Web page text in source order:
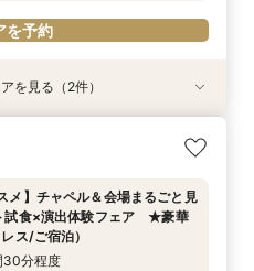
を予約
り比較×何でも相談】安心ブラ
華特典付（挙式/ドレス/ご宿
30分程度
13:00〜
備OK☆】少人数ウエディング相
万円～）
15:00〜
を見る（2件）
メ】チャペル＆会場まるごと見
試食×演出体験フェア ★豪華
ス/ご宿泊）
30分程度